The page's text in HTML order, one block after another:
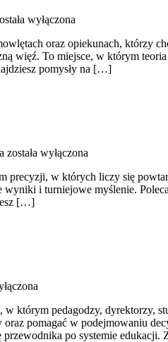
wyłączona
oraz opiekunach, którzy
więź. To miejsce, w którym
pomysły na […]
została wyłączona
w których liczy się
i turniejowe myślenie.
[…]
którym pedagodzy, dyrektorzy,
pomagać w podejmowaniu
przewodnika po systemie